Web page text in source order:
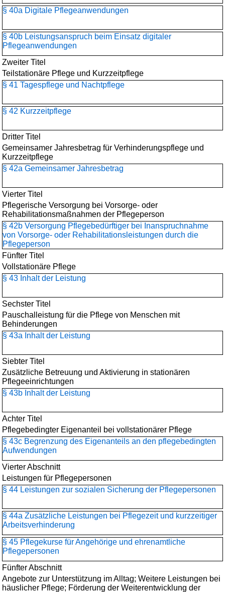
§ 40a Digitale Pflegeanwendungen
§ 40b Leistungsanspruch beim Einsatz digitaler
Pflegeanwendungen
Zweiter Titel
Teilstationäre Pflege und Kurzzeitpflege
§ 41 Tagespflege und Nachtpflege
§ 42 Kurzzeitpflege
Dritter Titel
Gemeinsamer Jahresbetrag für Verhinderungspflege und
Kurzzeitpflege
§ 42a Gemeinsamer Jahresbetrag
Vierter Titel
Pflegerische Versorgung bei Vorsorge- oder
Rehabilitationsmaßnahmen der Pflegeperson
§ 42b Versorgung Pflegebedürftiger bei Inanspruchnahme
von Vorsorge- oder Rehabilitationsleistungen durch die
Pflegeperson
Fünfter Titel
Vollstationäre Pflege
§ 43 Inhalt der Leistung
Sechster Titel
Pauschalleistung für die Pflege von Menschen mit
Behinderungen
§ 43a Inhalt der Leistung
Siebter Titel
Zusätzliche Betreuung und Aktivierung in stationären
Pflegeeinrichtungen
§ 43b Inhalt der Leistung
Achter Titel
Pflegebedingter Eigenanteil bei vollstationärer Pflege
§ 43c Begrenzung des Eigenanteils an den pflegebedingten
Aufwendungen
Vierter Abschnitt
Leistungen für Pflegepersonen
§ 44 Leistungen zur sozialen Sicherung der Pflegepersonen
§ 44a Zusätzliche Leistungen bei Pflegezeit und kurzzeitiger
Arbeitsverhinderung
§ 45 Pflegekurse für Angehörige und ehrenamtliche
Pflegepersonen
Fünfter Abschnitt
Angebote zur Unterstützung im Alltag; Weitere Leistungen bei
häuslicher Pflege; Förderung der Weiterentwicklung der